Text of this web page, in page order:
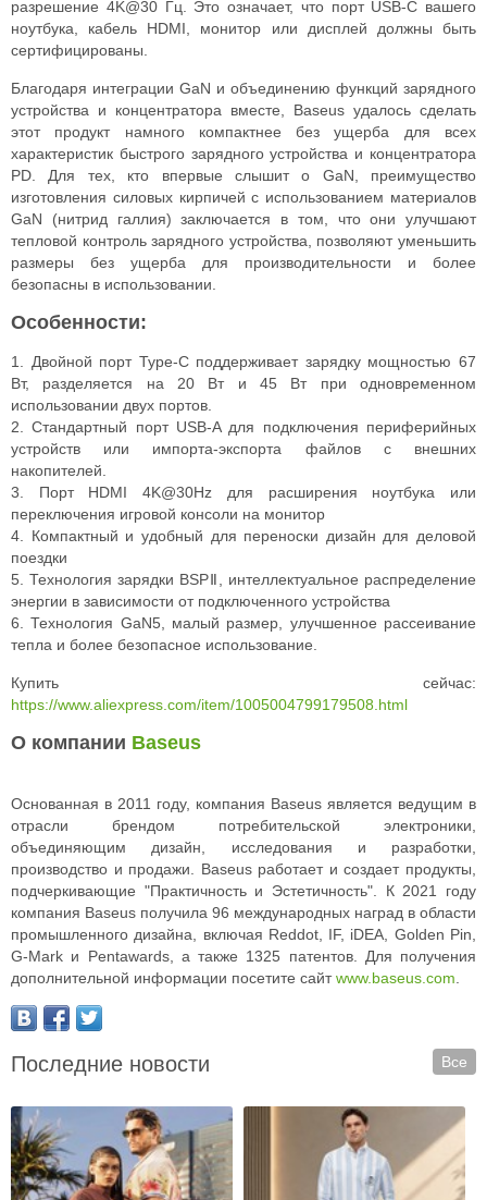
разрешение 4K@30 Гц. Это означает, что порт USB-C вашего
ноутбука, кабель HDMI, монитор или дисплей должны быть
сертифицированы.
Благодаря интеграции GaN и объединению функций зарядного
устройства и концентратора вместе, Baseus удалось сделать
этот продукт намного компактнее без ущерба для всех
характеристик быстрого зарядного устройства и концентратора
PD. Для тех, кто впервые слышит о GaN, преимущество
изготовления силовых кирпичей с использованием материалов
GaN (нитрид галлия) заключается в том, что они улучшают
тепловой контроль зарядного устройства, позволяют уменьшить
размеры без ущерба для производительности и более
безопасны в использовании.
Особенности:
1. Двойной порт Type-C поддерживает зарядку мощностью 67
Вт, разделяется на 20 Вт и 45 Вт при одновременном
использовании двух портов.
2. Стандартный порт USB-A для подключения периферийных
устройств или импорта-экспорта файлов с внешних
накопителей.
3. Порт HDMI 4K@30Hz для расширения ноутбука или
переключения игровой консоли на монитор
4. Компактный и удобный для переноски дизайн для деловой
поездки
5. Технология зарядки BSPⅡ, интеллектуальное распределение
энергии в зависимости от подключенного устройства
6. Технология GaN5, малый размер, улучшенное рассеивание
тепла и более безопасное использование.
Купить сейчас:
https://www.aliexpress.com/item/1005004799179508.html
О компании Baseus
Основанная в 2011 году, компания Baseus является ведущим в
отрасли брендом потребительской электроники,
объединяющим дизайн, исследования и разработки,
производство и продажи. Baseus работает и создает продукты,
подчеркивающие "Практичность и Эстетичность". К 2021 году
компания Baseus получила 96 международных наград в области
промышленного дизайна, включая Reddot, IF, iDEA, Golden Pin,
G-Mark и Pentawards, а также 1325 патентов. Для получения
дополнительной информации посетите сайтwww.baseus.com
Все
Последние новости